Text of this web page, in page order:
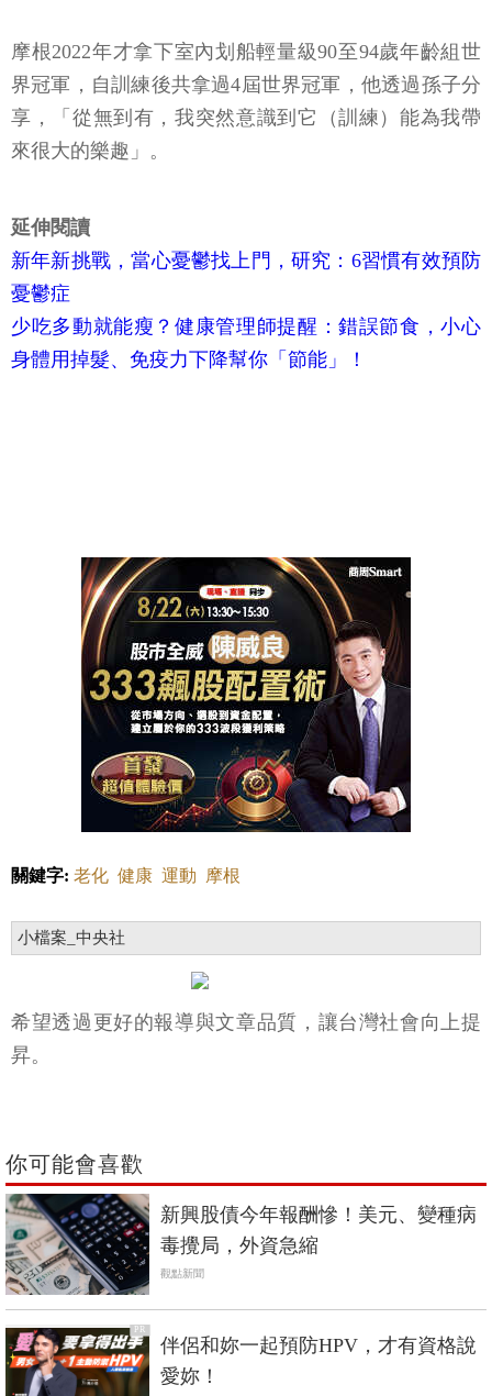
摩根2022年才拿下室內划船輕量級90至94歲年齡組世
界冠軍，自訓練後共拿過4屆世界冠軍，他透過孫子分
享，「從無到有，我突然意識到它（訓練）能為我帶
來很大的樂趣」。
延伸閱讀
新年新挑戰，當心憂鬱找上門，研究：6習慣有效預防
憂鬱症
少吃多動就能瘦？健康管理師提醒：錯誤節食，小心
身體用掉髮、免疫力下降幫你「節能」！
關鍵字: 老化 健康 運動 摩根
小檔案_中央社
希望透過更好的報導與文章品質，讓台灣社會向上提
昇。
你可能會喜歡
新興股債今年報酬慘！美元、變種病
毒攪局，外資急縮
觀點新聞
PR
伴侶和妳一起預防HPV，才有資格說
愛妳！